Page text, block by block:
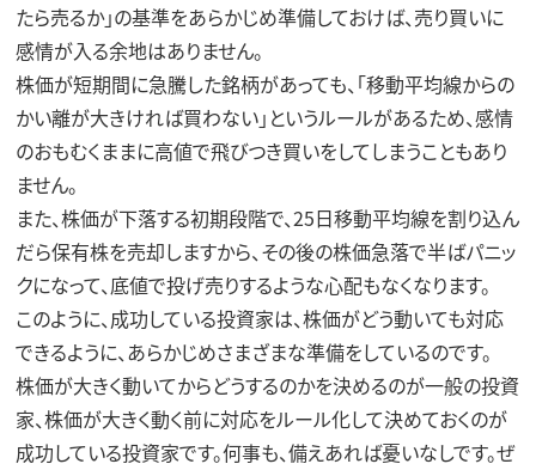
たら売るか」の基準をあらかじめ準備しておけば、売り買いに
感情が入る余地はありません。
株価が短期間に急騰した銘柄があっても、「移動平均線からの
かい離が大きければ買わない」というルールがあるため、感情
のおもむくままに高値で飛びつき買いをしてしまうこともあり
ません。
また、株価が下落する初期段階で、25日移動平均線を割り込ん
だら保有株を売却しますから、その後の株価急落で半ばパニッ
クになって、底値で投げ売りするような心配もなくなります。
このように、成功している投資家は、株価がどう動いても対応
できるように、あらかじめさまざまな準備をしているのです。
株価が大きく動いてからどうするのかを決めるのが一般の投資
家、株価が大きく動く前に対応をルール化して決めておくのが
成功している投資家です。何事も、備えあれば憂いなしです。ぜ